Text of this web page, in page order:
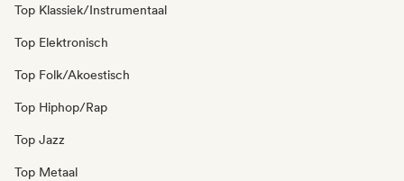
Top Klassiek/Instrumentaal
Top Elektronisch
Top Folk/Akoestisch
Top Hiphop/Rap
Top Jazz
Top Metaal